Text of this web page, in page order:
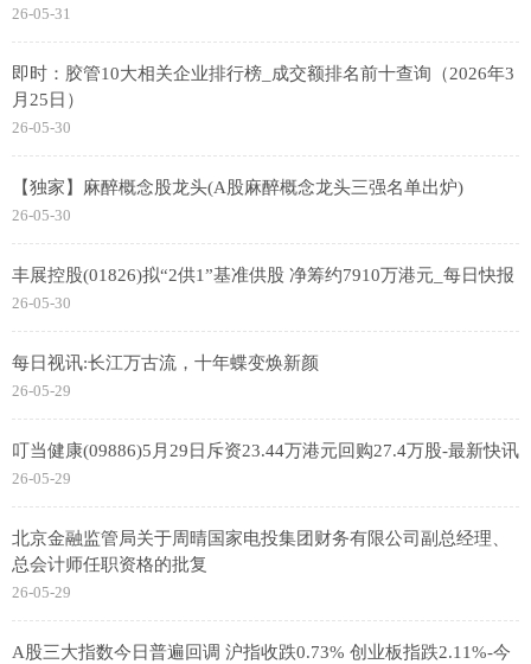
26-05-31
即时：胶管10大相关企业排行榜_成交额排名前十查询（2026年3
月25日）
26-05-30
【独家】麻醉概念股龙头(A股麻醉概念龙头三强名单出炉)
26-05-30
丰展控股(01826)拟“2供1”基准供股 净筹约7910万港元_每日快报
26-05-30
每日视讯:长江万古流，十年蝶变焕新颜
26-05-29
叮当健康(09886)5月29日斥资23.44万港元回购27.4万股-最新快讯
26-05-29
北京金融监管局关于周晴国家电投集团财务有限公司副总经理、
总会计师任职资格的批复
26-05-29
A股三大指数今日普遍回调 沪指收跌0.73% 创业板指跌2.11%-今